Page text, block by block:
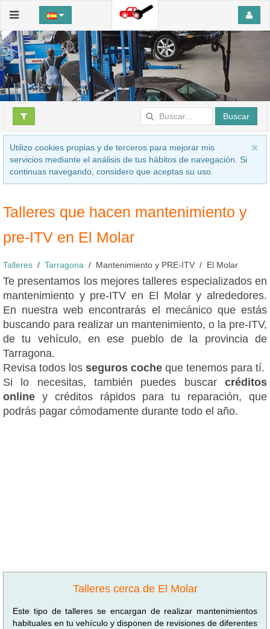
Buscar
Utilizo cookies propias y de terceros para mejorar mis
servicios mediante el análisis de tus hábitos de navegación. Si
continuas navegando, considero que aceptas su uso.
Talleres que hacen mantenimiento y
pre-ITV en El Molar
Talleres Tarragona Mantenimiento y PRE-ITV El Molar
Te presentamos los mejores talleres especializados en
mantenimiento y pre-ITV en El Molar y alrededores.
En nuestra web encontrarás el mecánico que estás
buscando para realizar un mantenimiento, o la pre-ITV,
de tu vehículo, en ese pueblo de la provincia de
Tarragona.
Revisa todos los seguros coche que tenemos para tí.
Si lo necesitas, también puedes buscar créditos
online y créditos rápidos para tu reparación, que
podrás pagar cómodamente durante todo el año.
Talleres cerca de El Molar
Este tipo de talleres se encargan de realizar mantenimientos
habituales en tu vehículo y disponen de revisiones de diferentes